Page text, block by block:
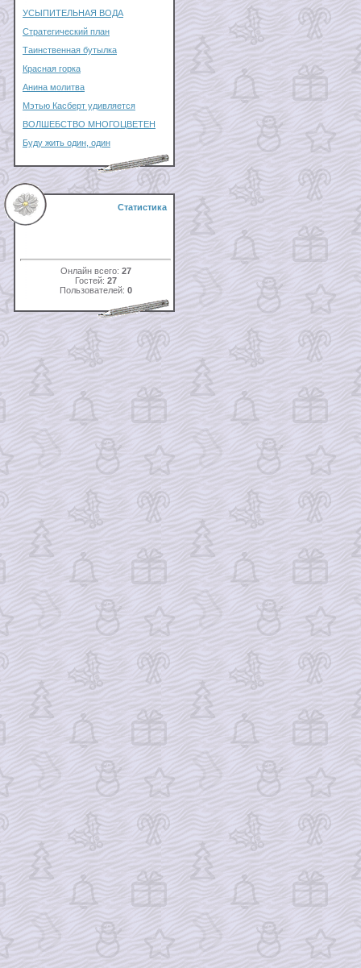
УСЫПИТЕЛЬНАЯ ВОДА
Стратегический план
Таинственная бутылка
Красная горка
Анина молитва
Мэтью Касберт удивляется
ВОЛШЕБСТВО МНОГОЦВЕТЕН
Буду жить один, один
Статистика
Онлайн всего: 27
Гостей: 27
Пользователей: 0